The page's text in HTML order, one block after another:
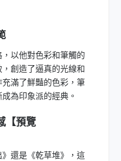
以他對色彩和筆觸的
創造了逼真的光線和
滿了鮮豔的色彩，筆
為印象派的經典。
【預覽
還是《乾草堆》，這